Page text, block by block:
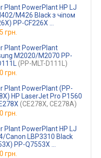
HP LJ
M426 Black з чіпом
PP-CF226X
грн.
PowerPlant
M2020/M2070 PP-
(PP-MLT-D111L)
грн.
(PP-
HP LaserJet Pro P1560
(CE278X, CE278A)
грн.
HP LJ
Canon LBP3310 Black
PP-Q7553X
грн.